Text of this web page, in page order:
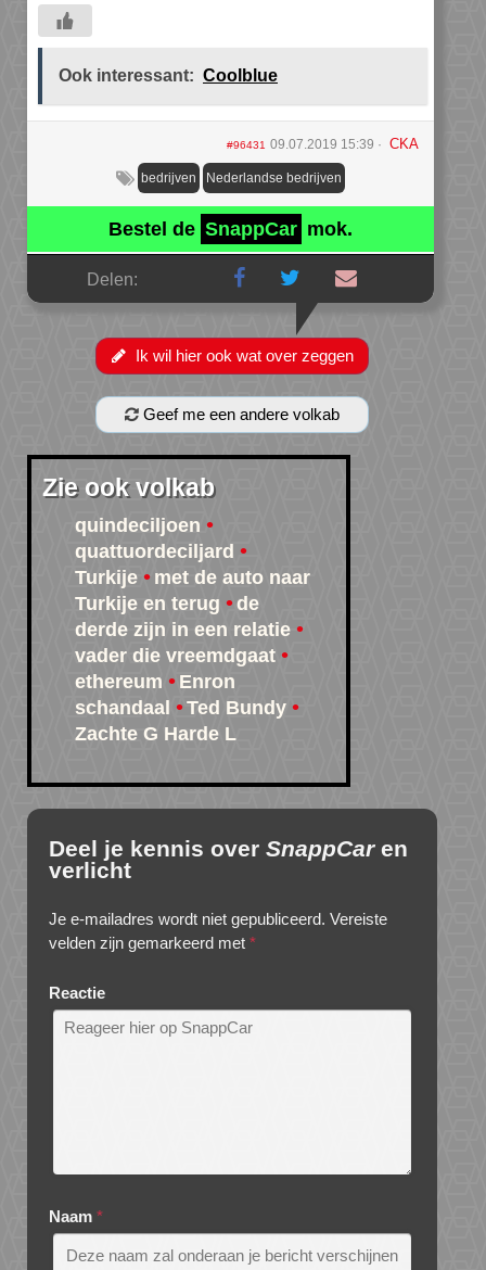
Ook interessant: Coolblue
#96431 09.07.2019 15:39 CKA
bedrijven Nederlandse bedrijven
Bestel de SnappCar mok.
Delen:
Ik wil hier ook wat over zeggen
Geef me een andere volkab
Zie ook volkab
quindeciljoen
quattuordeciljard
Turkije
met de auto naar
Turkije en terug
de
derde zijn in een relatie
vader die vreemdgaat
ethereum
Enron
schandaal
Ted Bundy
Zachte G Harde L
Deel je kennis over SnappCaren
verlicht
Je e-mailadres wordt niet gepubliceerd. Vereiste
velden zijn gemarkeerd met *
Reactie
Naam *